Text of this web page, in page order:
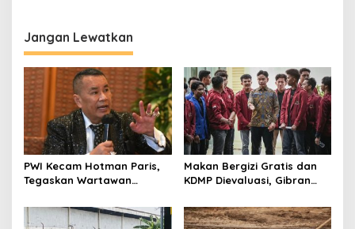
Jangan Lewatkan
PWI Kecam Hotman Paris,
Tegaskan Wartawan
Makan Bergizi Gratis dan
KDMP Dievaluasi, Gibran
Diperbaiki